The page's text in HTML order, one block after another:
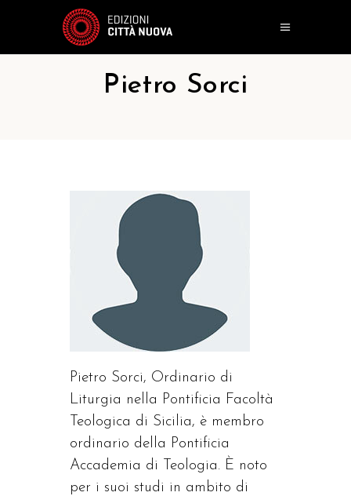
Pietro Sorci
Pietro Sorci, Ordinario di
Liturgia nella Pontificia Facoltà
Teologica di Sicilia, è membro
ordinario della Pontificia
Accademia di Teologia. È noto
per i suoi studi in ambito di